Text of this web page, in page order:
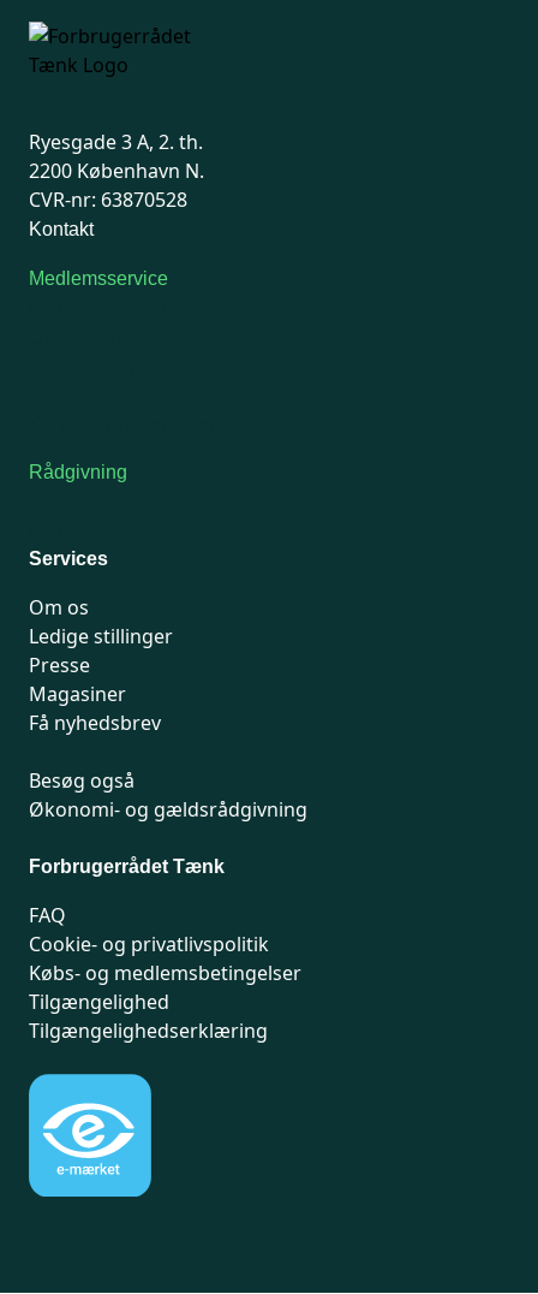
Ryesgade 3 A, 2. th.
2200 København N.
CVR-nr: 63870528
Kontakt
Medlemsservice
Rådgivning
Services
Om os
Ledige stillinger
Presse
Magasiner
Få nyhedsbrev
Besøg også
Økonomi- og gældsrådgivning
Forbrugerrådet Tænk
FAQ
Cookie- og privatlivspolitik
Købs- og medlemsbetingelser
Tilgængelighed
Tilgængelighedserklæring